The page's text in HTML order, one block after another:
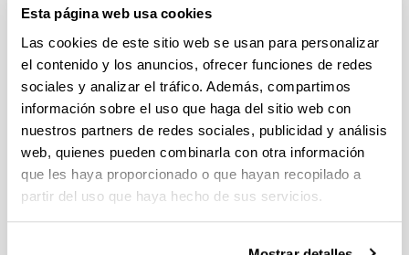
Esta página web usa cookies
Las cookies de este sitio web se usan para personalizar
el contenido y los anuncios, ofrecer funciones de redes
sociales y analizar el tráfico. Además, compartimos
información sobre el uso que haga del sitio web con
nuestros partners de redes sociales, publicidad y análisis
web, quienes pueden combinarla con otra información
que les haya proporcionado o que hayan recopilado a
partir del uso que haya hecho de sus servicios.
DE CONOCIMIENTO ” DEL MINISTERIO DE CIENCIA,
INNOVACIÓN Y UNIVERSIDADES (FPI 2025)
09/01/2026. Resolución definitiva de ayudas concedidas y
denegadas.
CONVOCATORIA EXTRAORDINARIA DE CONTRATACIÓN
PARA LA FORMACIÓN DE PERSONAL INVESTIGADOR
ASOCIADO A LAS AYUDAS CONCEDIDAS EN LA
CONVOCATORIA DE “PROYECTOS DE GENERACIÓN DE
CONOCIMIENTO” DEL MINISTERIO DE CIENCIA E
INNOVACIÓN 2024 EN LA UPV/EHU